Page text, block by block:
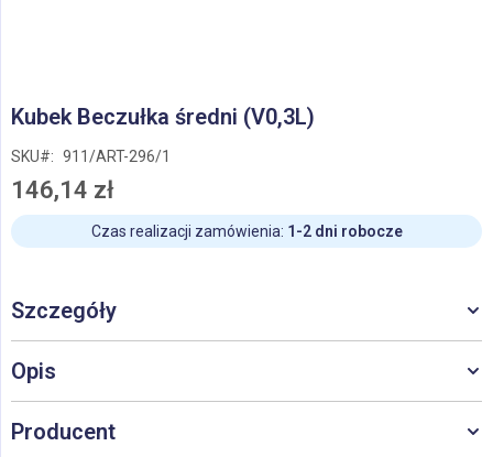
na
galerii
Kubek Beczułka średni (V0,3L)
SKU 911/ART-296/1
146,14 zł
Czas realizacji zamówienia: 1-2 dni robocze
Szczegóły
Opis
Producent